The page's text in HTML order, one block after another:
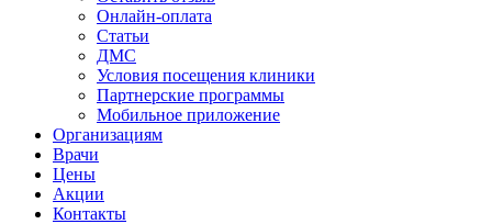
Онлайн-оплата
Статьи
ДМС
Условия посещения клиники
Партнерские программы
Мобильное приложение
Организациям
Врачи
Цены
Акции
Контакты